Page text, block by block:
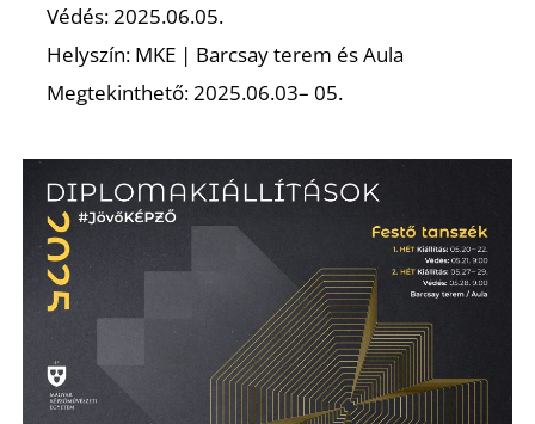
Védés: 2025.06.05.
Helyszín: MKE | Barcsay terem és Aula
Megtekinthető: 2025.06.03– 05.